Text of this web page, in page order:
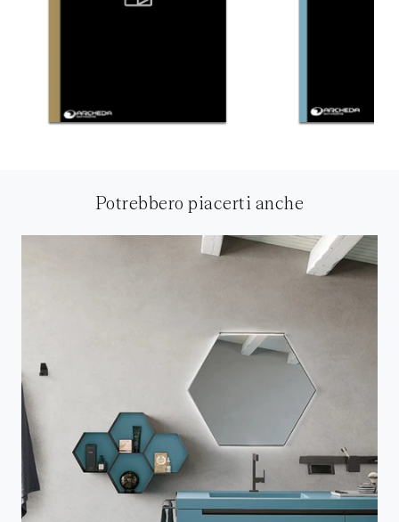
Potrebbero piacerti anche